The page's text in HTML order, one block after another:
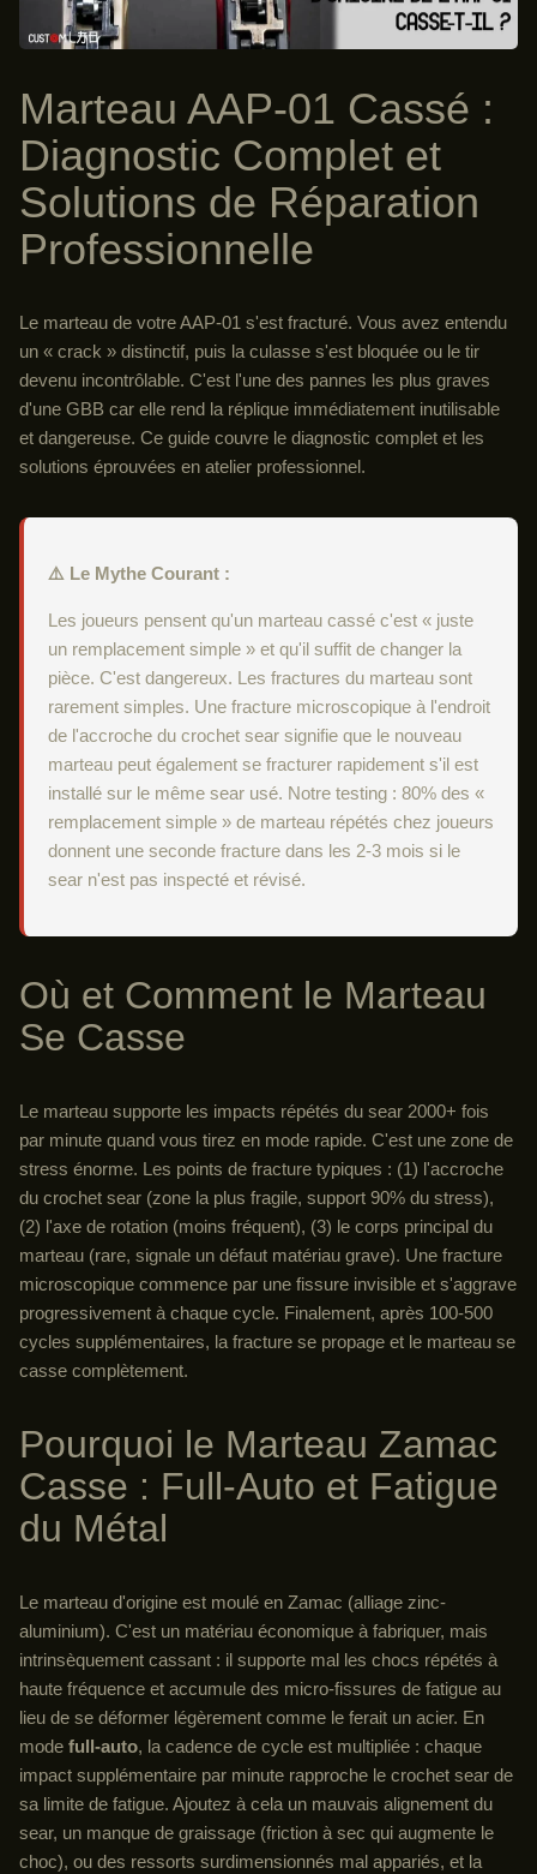
Marteau AAP-01 Cassé :
Diagnostic Complet et
Solutions de Réparation
Professionnelle
Le marteau de votre AAP-01 s'est fracturé. Vous avez entendu
un « crack » distinctif, puis la culasse s'est bloquée ou le tir
devenu incontrôlable. C'est l'une des pannes les plus graves
d'une GBB car elle rend la réplique immédiatement inutilisable
et dangereuse. Ce guide couvre le diagnostic complet et les
solutions éprouvées en atelier professionnel.
⚠️ Le Mythe Courant :
Les joueurs pensent qu'un marteau cassé c'est « juste
un remplacement simple » et qu'il suffit de changer la
pièce. C'est dangereux. Les fractures du marteau sont
rarement simples. Une fracture microscopique à l'endroit
de l'accroche du crochet sear signifie que le nouveau
marteau peut également se fracturer rapidement s'il est
installé sur le même sear usé. Notre testing : 80% des «
remplacement simple » de marteau répétés chez joueurs
donnent une seconde fracture dans les 2-3 mois si le
sear n'est pas inspecté et révisé.
Où et Comment le Marteau
Se Casse
Le marteau supporte les impacts répétés du sear 2000+ fois
par minute quand vous tirez en mode rapide. C'est une zone de
stress énorme. Les points de fracture typiques : (1) l'accroche
du crochet sear (zone la plus fragile, support 90% du stress),
(2) l'axe de rotation (moins fréquent), (3) le corps principal du
marteau (rare, signale un défaut matériau grave). Une fracture
microscopique commence par une fissure invisible et s'aggrave
progressivement à chaque cycle. Finalement, après 100-500
cycles supplémentaires, la fracture se propage et le marteau se
casse complètement.
Pourquoi le Marteau Zamac
Casse : Full-Auto et Fatigue
du Métal
Le marteau d'origine est moulé en Zamac (alliage zinc-
aluminium). C'est un matériau économique à fabriquer, mais
intrinsèquement cassant : il supporte mal les chocs répétés à
haute fréquence et accumule des micro-fissures de fatigue au
lieu de se déformer légèrement comme le ferait un acier. En
mode full-auto, la cadence de cycle est multipliée : chaque
impact supplémentaire par minute rapproche le crochet sear de
sa limite de fatigue. Ajoutez à cela un mauvais alignement du
sear, un manque de graissage (friction à sec qui augmente le
choc), ou des ressorts surdimensionnés mal appariés, et la